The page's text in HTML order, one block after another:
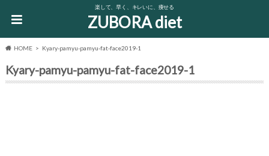
楽して、早く、キレいに、痩せる
ZUBORA diet
HOME Kyary-pamyu-pamyu-fat-face2019-1
Kyary-pamyu-pamyu-fat-face2019-1